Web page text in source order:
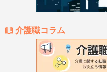
介護職コラム